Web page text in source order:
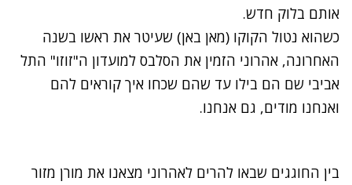
אותם בלוק חדש.
כשהוא נטול הקוקו (מאן באן) שעיטר את ראשו בשנה
האחרונה, אהרוני הזמין את הסלבס למועדון ה"זוזו" התל
אביבי שם הם בילו עד שהם שכחו איך קוראים להם
ואנחנו מודים, גם אנחנו.
בין החוגגים שבאו להרים לאהרוני מצאנו את מורן מזור